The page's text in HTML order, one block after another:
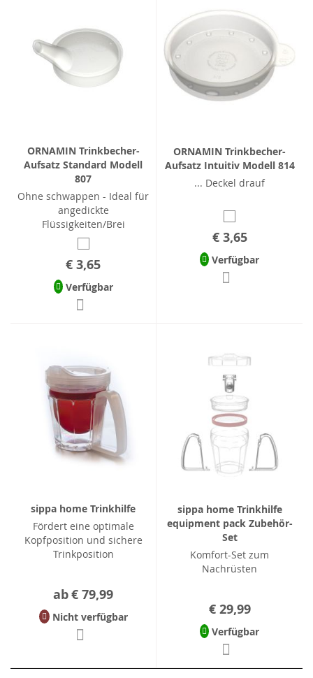
ORNAMIN Trinkbecher-
Aufsatz Standard Modell
807
Ohne schwappen - Ideal für
angedickte
Flüssigkeiten/Brei
€ 3,65
Verfügbar
ORNAMIN Trinkbecher-
Aufsatz Intuitiv Modell 814
... Deckel drauf
€ 3,65
Verfügbar
sippa home Trinkhilfe
Fördert eine optimale
Kopfposition und sichere
Trinkposition
ab€ 79,99
Nicht verfügbar
sippa home Trinkhilfe
equipment pack Zubehör-
Set
Komfort-Set zum
Nachrüsten
€ 29,99
Verfügbar